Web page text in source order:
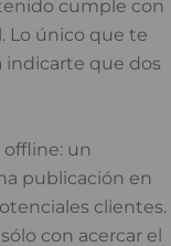
cumple con
Lo único que te
indicarte que dos
offline: un
publicación en
clientes.
con acercar el